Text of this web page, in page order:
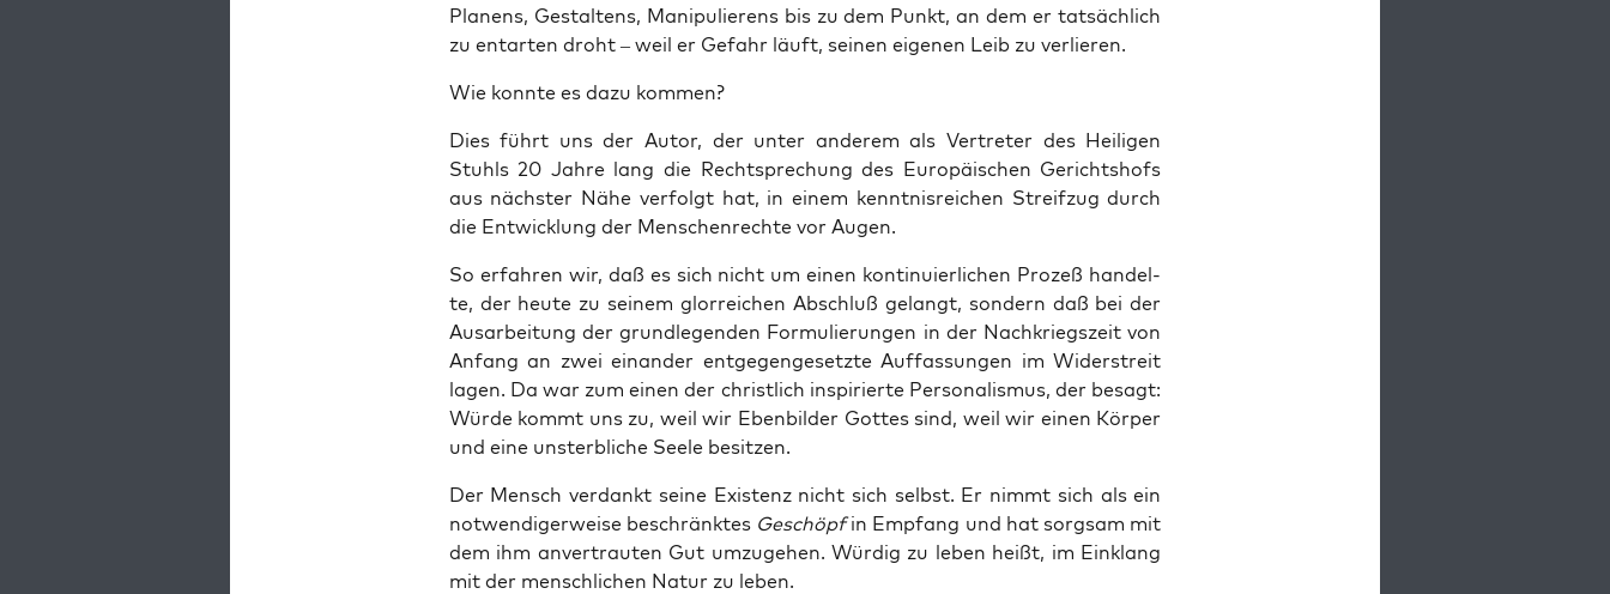
Pla­nens, Gestal­tens, Mani­pu­lie­rens bis zu dem Punkt, an dem er tat­säch­lich
zu ent­ar­ten droht – weil er Gefahr läuft, sei­nen eige­nen Leib zu verlieren.
Wie konn­te es dazu kommen?
Dies führt uns der Autor, der unter ande­rem als Ver­tre­ter des Hei­li­gen
Stuhls 20 Jah­re lang die Recht­spre­chung des Euro­päi­schen Gerichts­hofs
aus nächs­ter Nähe ver­folgt hat, in einem kennt­nis­rei­chen Streif­zug durch
die Ent­wick­lung der Men­schen­rech­te vor Augen.
So erfah­ren wir, daß es sich nicht um einen kon­ti­nu­ier­li­chen Pro­zeß han­del­
te, der heu­te zu sei­nem glor­rei­chen Abschluß gelangt, son­dern daß bei der
Aus­ar­bei­tung der grund­le­gen­den For­mu­lie­run­gen in der Nach­kriegs­zeit von
Anfang an zwei ein­an­der ent­ge­gen­ge­setz­te Auf­fas­sun­gen im Wider­streit
lagen. Da war zum einen der christ­lich inspi­rier­te Per­so­na­lis­mus, der besagt:
Wür­de kommt uns zu, weil wir Eben­bil­der Got­tes sind, weil wir einen Kör­per
und eine unsterb­li­che See­le besitzen.
Der Mensch ver­dankt sei­ne Exis­tenz nicht sich selbst. Er nimmt sich als ein
not­wen­di­ger­wei­se beschränk­tes Geschöpfin Emp­fang und hat sorg­sam mit
dem ihm anver­trau­ten Gut umzu­ge­hen. Wür­dig zu leben heißt, im Ein­klang
mit der mensch­li­chen Natur zu leben.